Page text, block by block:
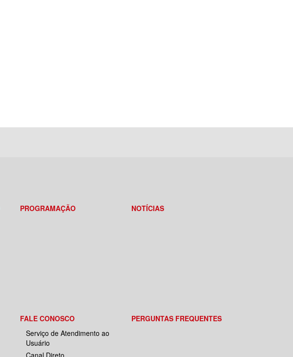
PROGRAMAÇÃO NOTÍCIAS
FALE CONOSCO
Serviço de Atendimento ao
Usuário
Canal Direto
PERGUNTAS FREQUENTES